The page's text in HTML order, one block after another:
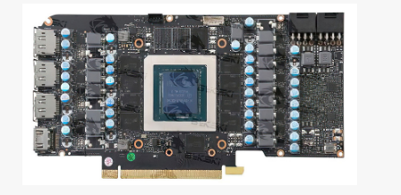
TIETOA
HINTA.FI
KAUPPA
VAIHDA TEEMA